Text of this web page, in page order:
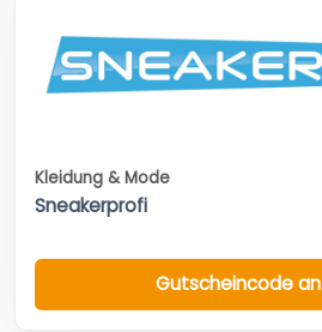
Kleidung & Mode
Sneakerprofi
Gutscheincode